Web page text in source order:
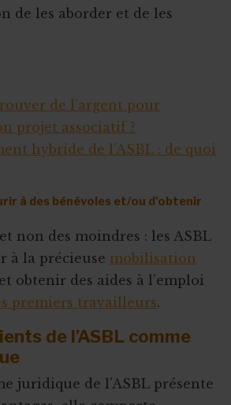
de les aborder et de les
de l’argent pour
projet associatif ?
hybride de l’ASBL : de quoi
à des bénévoles et/ou d’obtenir
non des moindres : les ASBL
à la précieuse mobilisation
et obtenir des aides à l’emploi
premiers travailleurs.
de l’ASBL comme
juridique de l’ASBL présente